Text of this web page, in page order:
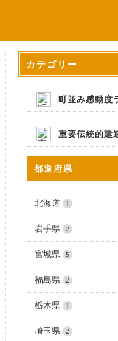
カテゴリー
町並み感動度
重要伝統的建
都道府県
北海道 1
岩手県 2
宮城県 5
福島県 2
栃木県 1
埼玉県 2